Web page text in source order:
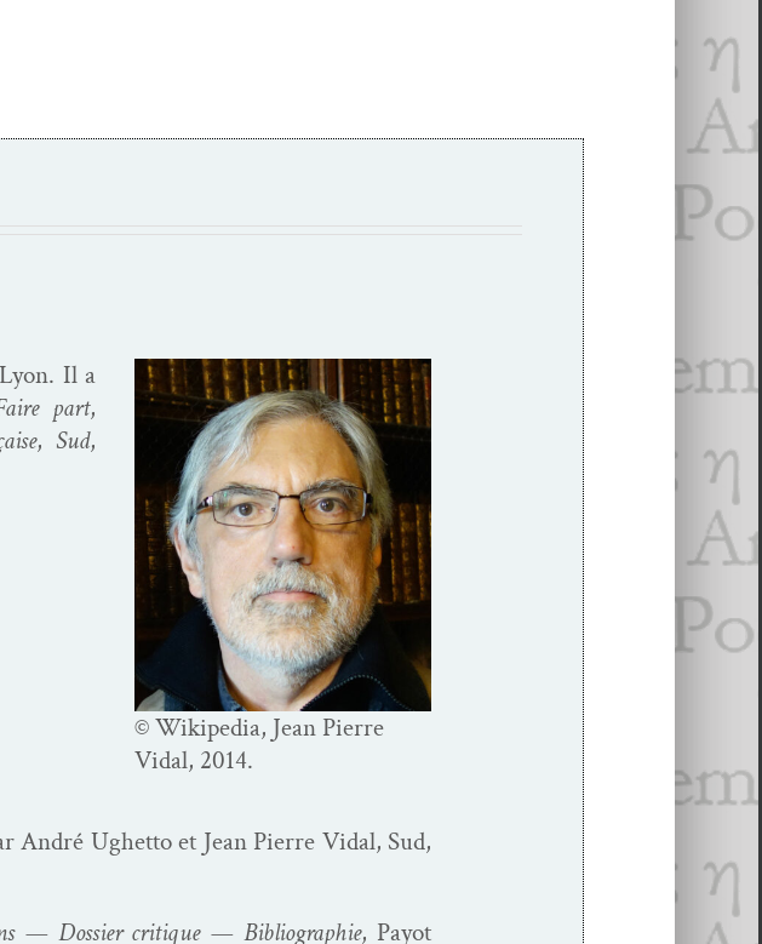
Il a
part,
, Sud,
© Wikipedia, Jean Pierre
Vidal, 2014.
André Ughet­to et Jean Pierre Vidal, Sud,
— Dossier cri­tique — Bib­li­ogra­phie, Pay­ot